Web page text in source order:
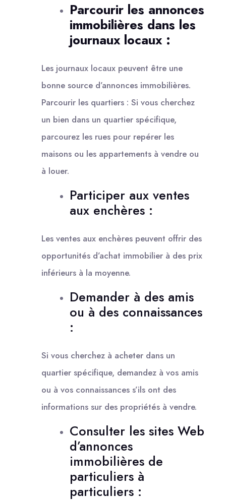
Parcourir les annonces
immobilières dans les
journaux locaux :
Les journaux locaux peuvent être une
bonne source d’annonces immobilières.
Parcourir les quartiers : Si vous cherchez
un bien dans un quartier spécifique,
parcourez les rues pour repérer les
maisons ou les appartements à vendre ou
à louer.
Participer aux ventes
aux enchères :
Les ventes aux enchères peuvent offrir des
opportunités d’achat immobilier à des prix
inférieurs à la moyenne.
Demander à des amis
ou à des connaissances
:
Si vous cherchez à acheter dans un
quartier spécifique, demandez à vos amis
ou à vos connaissances s’ils ont des
informations sur des propriétés à vendre.
Consulter les sites Web
d’annonces
immobilières de
particuliers à
particuliers :